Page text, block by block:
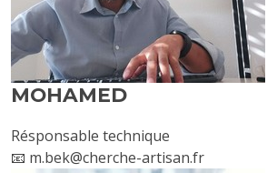
MOHAMED
Résponsable technique
📧 m.bek@cherche-artisan.fr